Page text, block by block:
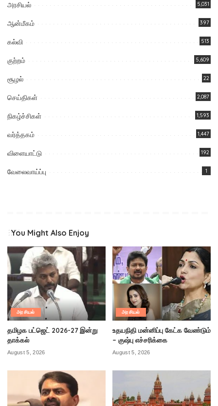
அரசியல் 5,031
ஆன்மீகம் 397
கல்வி 513
குற்றம் 5,609
சூழல் 22
செய்திகள் 2,087
நிகழ்ச்சிகள் 1,593
வர்த்தகம் 1,447
விளையாட்டு 192
வேலைவாய்ப்பு 1
You Might Also Enjoy
அரசியல்
தமிழக பட்ஜெட் 2026-27 இன்று
தாக்கல்
August 5, 2026
அரசியல்
உதயநிதி மன்னிப்பு கேட்க வேண்டும்
– குஷ்பு எச்சரிக்கை
August 5, 2026